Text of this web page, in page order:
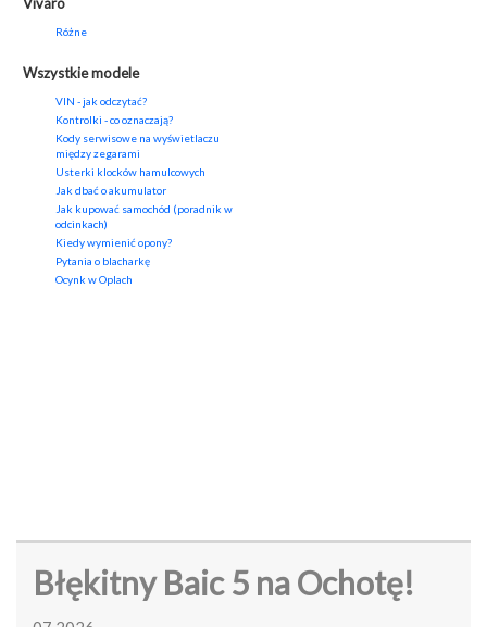
Vivaro
Różne
Wszystkie modele
VIN - jak odczytać?
Kontrolki - co oznaczają?
Kody serwisowe na wyświetlaczu
między zegarami
Usterki klocków hamulcowych
Jak dbać o akumulator
Jak kupować samochód (poradnik w
odcinkach)
Kiedy wymienić opony?
Pytania o blacharkę
Ocynk w Oplach
Błękitny Baic 5 na Ochotę!